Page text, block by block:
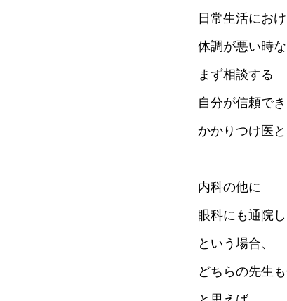
日常生活にお
体調が悪い時
まず相談する
自分が信頼で
かかりつけ医と
内科の他に
眼科にも通院
という場合、
どちらの先生